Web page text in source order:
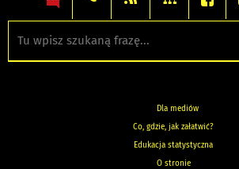
Dla mediów
Co, gdzie, jak załatwić?
Edukacja statystyczna
O stronie